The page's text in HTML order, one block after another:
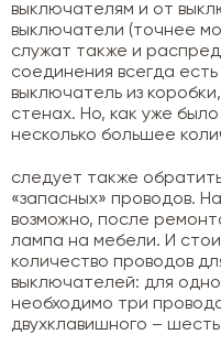
выключателям и от
выключатели (точнее
служат также и
соединения всегда
выключатель из
стенах. Но, как уже
несколько большее
следует также
«запасных» проводов.
возможно, после
лампа на мебели. И
количество проводов
выключателей: для
необходимо три
двухклавишного –